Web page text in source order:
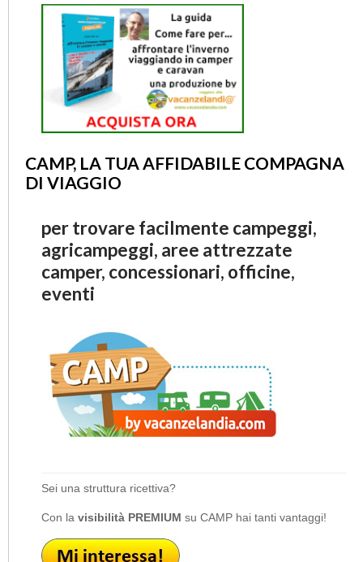
CAMP, LA TUA AFFIDABILE COMPAGNA
DI VIAGGIO
per trovare facilmente campeggi,
agricampeggi, aree attrezzate
camper, concessionari, officine,
eventi
Sei una struttura ricettiva?
Con la visibilità PREMIUM su CAMP hai tanti vantaggi!